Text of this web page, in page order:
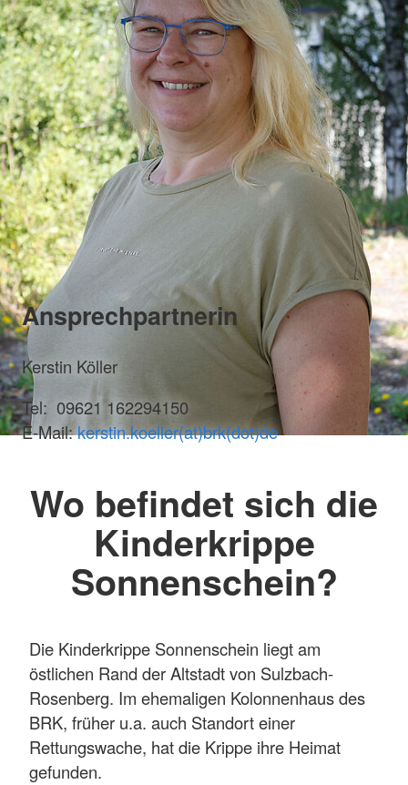
Ansprechpartnerin
Kerstin Köller
Tel: 09621 162294150
E-Mail:kerstin.koeller(at)brk(dot)de
Wo befindet sich die
Kinderkrippe
Sonnenschein?
Die Kinderkrippe Sonnenschein liegt am
östlichen Rand der Altstadt von Sulzbach-
Rosenberg. Im ehemaligen Kolonnenhaus des
BRK, früher u.a. auch Standort einer
Rettungswache, hat die Krippe ihre Heimat
gefunden.